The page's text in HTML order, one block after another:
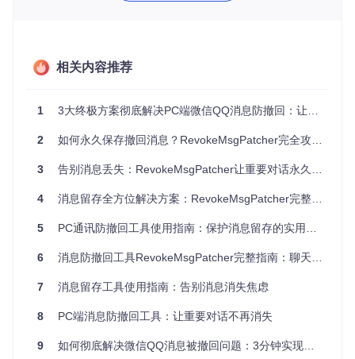
如图所示，通过将JE指令（机器码74）修改为JMP指令（机器
码EB），程序会无条件继续执行正常展示流程，就像快递中转
针对特定的条件判断逻辑，不会影响软件的其他功能。
3步完成部署：微信消息留存方法
使用RevokeMsgPatcher实现消息防撤回功能仅需简单三步，
完全退出微信/QQ/TIM等目标应用
m/GitHub_Trending/re/RevokeMsgPatcher
配置与安装
确认软件安装路径（工具通常会自动识别）
相关内容推荐
1 3大终极方案彻底解决PC端微信QQ消息防撤回：让重要信息永不丢失
2 如何永久保存撤回消息？RevokeMsgPatcher完全攻略：微信/QQ/TIM消息留存实用指南
3 告别消息丢失：RevokeMsgPatcher让重要对话永久留存
4 消息留存全方位解决方案：RevokeMsgPatcher完整指南
5 PC通讯防撤回工具使用指南：保护消息留存的实用方案
6 消息防撤回工具RevokeMsgPatcher完整指南：聊天记录留存全方位解决方案
7 消息留存工具使用指南：告别消息消失焦虑
8 PC端消息防撤回工具：让重要对话不再消失
9 如何彻底解决微信QQ消息被撤回问题：3分钟实现永久防撤回